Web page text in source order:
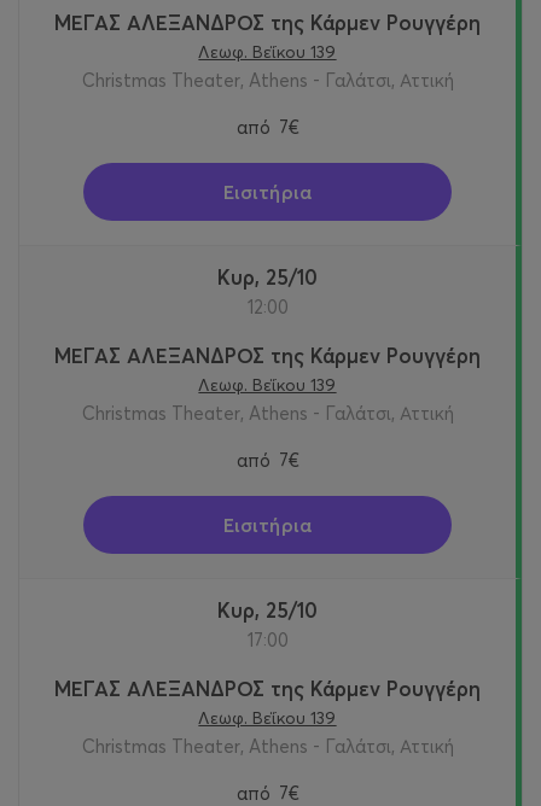
ΜΕΓΑΣ ΑΛΕΞΑΝΔΡΟΣ της Κάρμεν Ρουγγέρη
Λεωφ. Βεΐκου 139
Christmas Theater, Athens - Γαλάτσι, Αττική
από 7€
Εισιτήρια
Κυρ, 25/10
12:00
ΜΕΓΑΣ ΑΛΕΞΑΝΔΡΟΣ της Κάρμεν Ρουγγέρη
Λεωφ. Βεΐκου 139
Christmas Theater, Athens - Γαλάτσι, Αττική
από 7€
Εισιτήρια
Κυρ, 25/10
17:00
ΜΕΓΑΣ ΑΛΕΞΑΝΔΡΟΣ της Κάρμεν Ρουγγέρη
Λεωφ. Βεΐκου 139
Christmas Theater, Athens - Γαλάτσι, Αττική
από 7€